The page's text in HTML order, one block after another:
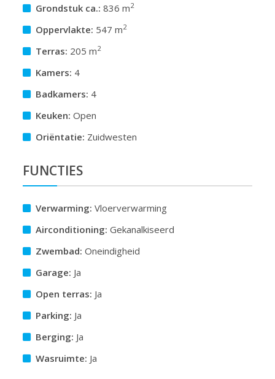
Grondstuk ca.: 836 m2
Oppervlakte: 547 m2
Terras: 205 m2
Kamers: 4
Badkamers: 4
Keuken: Open
Oriëntatie: Zuidwesten
FUNCTIES
Verwarming: Vloerverwarming
Airconditioning: Gekanalkiseerd
Zwembad: Oneindigheid
Garage: Ja
Open terras: Ja
Parking: Ja
Berging: Ja
Wasruimte: Ja